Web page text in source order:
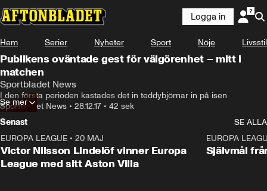
Logga in
Hem Serier Nyheter Sport Nöje Livsstil
Publikens oväntade gest för välgörenhet – mitt i
matchen
Sportbladet News
I den första perioden kastades det in teddybjörnar in på isen
Sportbladet News • 28.12.17 • 42 sek
Se mer
Senast
SE ALLA
EUROPA LEAGUE • 20 MAJ
Victor Nilsson Lindelöf vinner Europa
League med sitt Aston Villa
EUROPA
Självmål